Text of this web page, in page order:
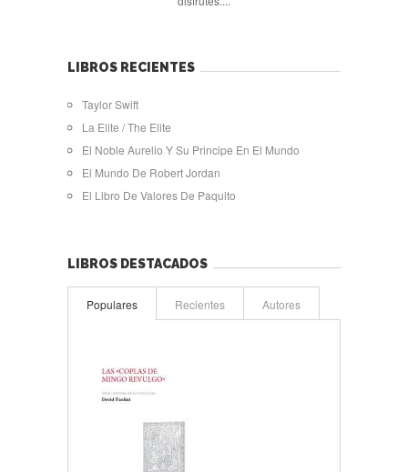
LIBROS RECIENTES
Taylor Swift
La Elite / The Elite
El Noble Aurelio Y Su Principe En El Mundo
El Mundo De Robert Jordan
El Libro De Valores De Paquito
LIBROS DESTACADOS
Populares Recientes Autores